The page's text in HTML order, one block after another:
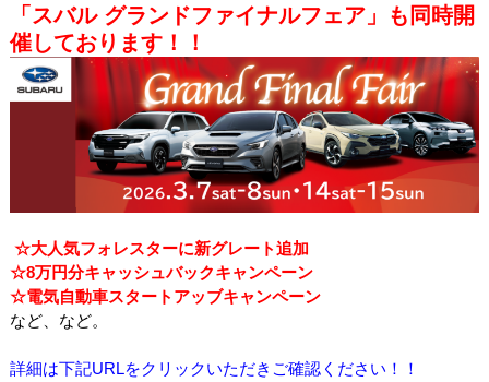
「スバル グランドファイナルフェア」も同時開
催しております！！
☆大人気フォレスターに新グレート追加
☆8万円分キャッシュバックキャンペーン
☆電気自動車スタートアッブキャンペーン
など、など。
詳細は下記URLをクリックいただきご確認ください！！